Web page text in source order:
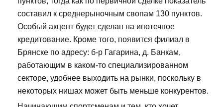
составил к среднерыночным свопам 130 пунктов.
Особый акцент будет сделан на ипотечное
кредитование. Кроме того, появится филиал в
Брянске по адресу: б-р Гагарина, д. Банкам,
работающим в каком-то специализированном
секторе, удобнее выходить на рынки, поскольку в
некоторых нишах может быть меньше конкурентов.